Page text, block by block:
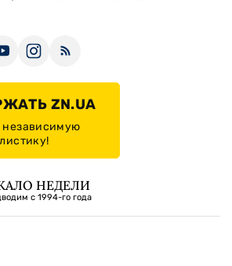
ZN.UA
независимую
НЕДЕЛИ
с 1994-го года